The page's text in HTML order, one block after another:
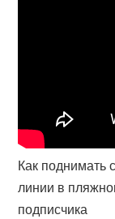
Как поднимать
линии в
подписчика